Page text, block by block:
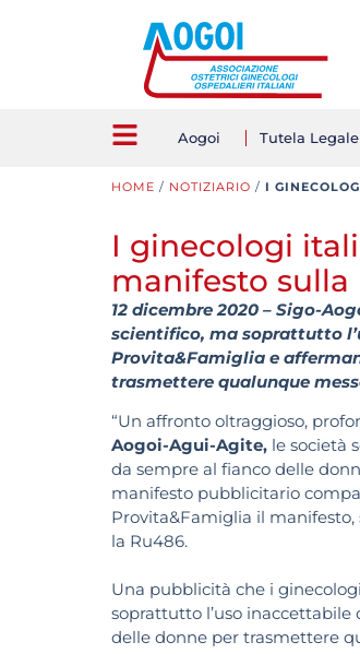
Aogoi Tutela Legale
HOME / NOTIZIARIO / I
I ginecologi
manifesto sulla
12 dicembre 2020 – Sigo-
scientifico, ma soprattutto
Provita&Famiglia e
trasmettere qualunque
“Un affronto oltraggioso,
Aogoi-Agui-Agite, le società
da sempre al fianco delle
manifesto pubblicitario
Provita&Famiglia il
la Ru486.
Una pubblicità che i
soprattutto l’uso
delle donne per trasmettere